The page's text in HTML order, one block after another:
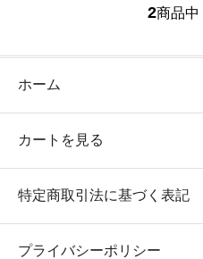
2商品中
ホーム
カートを見る
特定商取引法に基づく表記
プライバシーポリシー